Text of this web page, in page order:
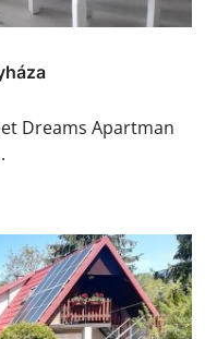
Dreams Apartman